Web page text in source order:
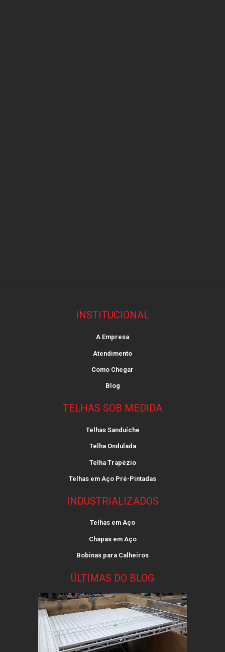
INSTITUCIONAL
A Empresa
Atendimento
Como Chegar
Blog
TELHAS SOB MEDIDA
Telhas Sanduíche
Telha Ondulada
Telha Trapézio
Telhas em Aço Pré-Pintadas
INDUSTRIALIZADOS
Telhas em Aço
Chapas em Aço
Bobinas para Calheiros
ÚLTIMAS DO BLOG